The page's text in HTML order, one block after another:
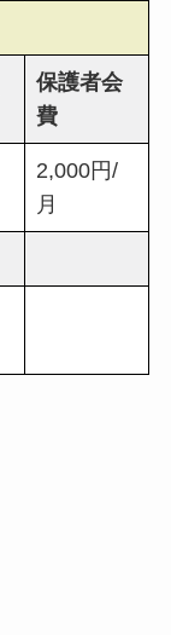
保護者会
費
2,000円/
月